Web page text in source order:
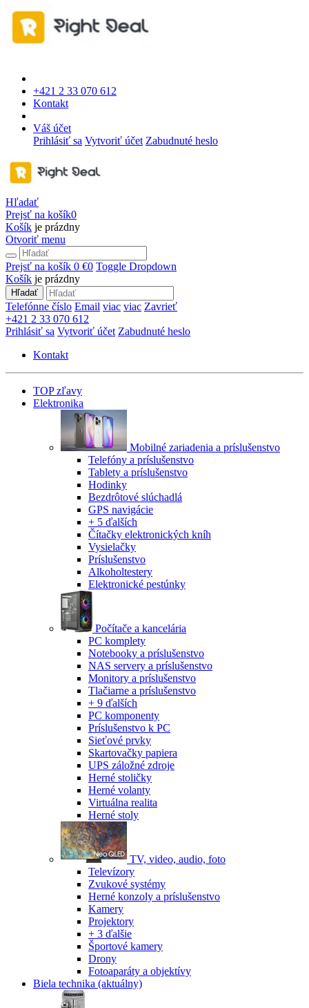
+421 2 33 070 612
Kontakt
Váš účet
Prihlásiť sa Vytvoriť účet Zabudnuté heslo
Hľadať
Prejsť na košík0
Košík je prázdny
Otvoriť menu
Prejsť na košík 0 €0 Toggle Dropdown
Košík je prázdny
Hľadať
Telefónne číslo Email viac viac Zavrieť
+421 2 33 070 612
Prihlásiť sa Vytvoriť účet Zabudnuté heslo
Kontakt
TOP zľavy
Elektronika
Mobilné zariadenia a príslušenstvo
Telefóny a príslušenstvo
Tablety a príslušenstvo
Hodinky
Bezdrôtové slúchadlá
GPS navigácie
+ 5 ďalších
Čítačky elektronických kníh
Vysielačky
Príslušenstvo
Alkoholtestery
Elektronické pestúnky
Počítače a kancelária
PC komplety
Notebooky a príslušenstvo
NAS servery a príslušenstvo
Monitory a príslušenstvo
Tlačiarne a príslušenstvo
+ 9 ďalších
PC komponenty
Príslušenstvo k PC
Sieťové prvky
Skartovačky papiera
UPS záložné zdroje
Herné stoličky
Herné volanty
Virtuálna realita
Herné stoly
TV, video, audio, foto
Televízory
Zvukové systémy
Herné konzoly a príslušenstvo
Kamery
Projektory
+ 3 ďalšie
Športové kamery
Drony
Fotoaparáty a objektívy
Biela technika (aktuálny)